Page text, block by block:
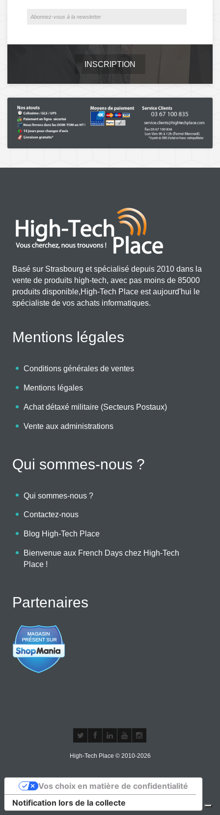
INSCRIPTION
Basé sur Strasbourg et spécialisé depuis 2010 dans la
vente de produits high-tech, avec pas moins de 85000
produits disponible,High-Tech Place est aujourd'hui le
spécialiste de vos achats informatiques.
Mentions légales
Conditions générales de ventes
Mentions légales
Achat détaxé militaire (Secteurs Postaux)
Vente aux administrations
Qui sommes-nous ?
Qui sommes-nous ?
Contactez-nous
Blog High-Tech Place
Bienvenue aux French Days chez High-Tech
Place !
Partenaires
High-Tech Place © 2010-2026
Notification lors de la collecte
Vos choix en matière de confidentialité